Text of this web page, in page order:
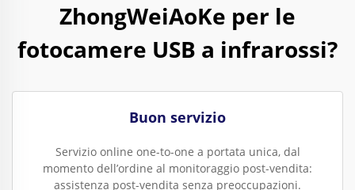
ZhongWeiAoKe per le
fotocamere USB a infrarossi?
Buon servizio
Servizio online one-to-one a portata unica, dal
momento dell’ordine al monitoraggio post-vendita:
assistenza post-vendita senza preoccupazioni.